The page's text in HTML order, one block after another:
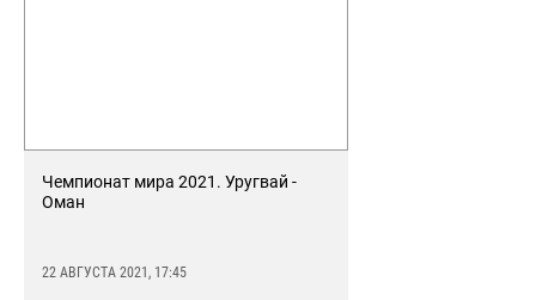
Чемпионат мира 2021. Уругвай -
Оман
22 АВГУСТА 2021, 17:45